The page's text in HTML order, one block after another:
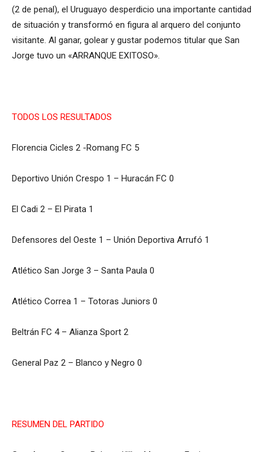
(2 de penal), el Uruguayo desperdicio una importante cantidad
de situación y transformó en figura al arquero del conjunto
visitante. Al ganar, golear y gustar podemos titular que San
Jorge tuvo un «ARRANQUE EXITOSO».
TODOS LOS RESULTADOS
Florencia Cicles 2 -Romang FC 5
Deportivo Unión Crespo 1 – Huracán FC 0
El Cadi 2 – El Pirata 1
Defensores del Oeste 1 – Unión Deportiva Arrufó 1
Atlético San Jorge 3 – Santa Paula 0
Atlético Correa 1 – Totoras Juniors 0
Beltrán FC 4 – Alianza Sport 2
General Paz 2 – Blanco y Negro 0
RESUMEN DEL PARTIDO